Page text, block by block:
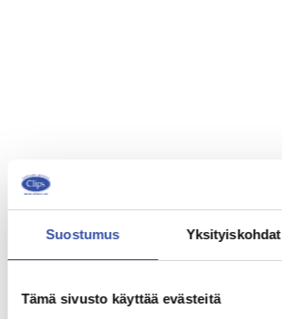
Suostumus Yksityiskohdat
Tämä sivusto käyttää evästeitä